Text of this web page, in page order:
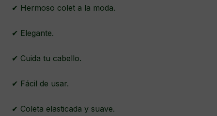
✔ Hermoso colet a la moda.
✔ Elegante.
✔ Cuida tu cabello.
✔ Fácil de usar.
✔ Coleta elasticada y suave.